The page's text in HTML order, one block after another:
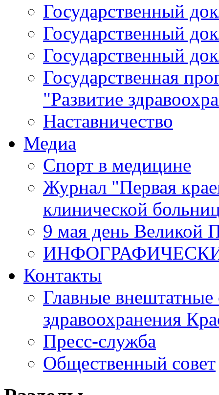
Государственный
Государственный
Государственный
Государственная
"Развитие
Наставничество
Медиа
Спорт в медицине
Журнал "Первая
клинической
9 мая день Великой
Контакты
Главные внештатные
здравоохранения
Пресс-служба
Общественный совет